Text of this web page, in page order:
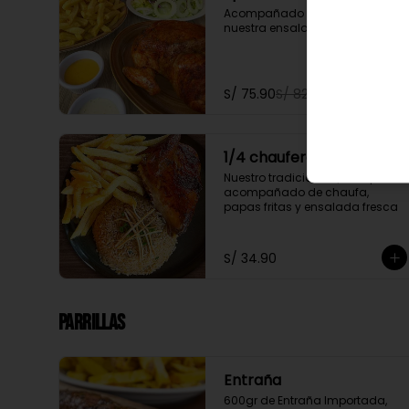
Acompañado de papas fritas y
nuestra ensalada fresca
S/ 75.90S/ 82.90
1/4 chaufero
Nuestro tradicional 1/4 de pollo
acompañado de chaufa,
papas fritas y ensalada fresca
S/ 34.90
Parrillas
Entraña
600gr de Entraña Importada,